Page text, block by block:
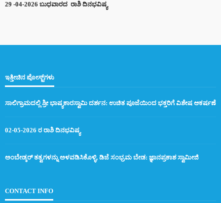
29 -04-2026 ಬುಧವಾರದ ರಾಶಿ ದಿನಭವಿಷ್ಯ
ಇತ್ತೀಚಿನ ಪೋಸ್ಟ್‌ಗಳು
ಸಾಲಿಗ್ರಾಮದಲ್ಲಿ ಶ್ರೀ ಭಾಷ್ಯಕಾರಸ್ವಾಮಿ ದರ್ಶನ: ಉಚಿತ ಪೂಜೆಯಿಂದ ಭಕ್ತರಿಗೆ ವಿಶೇಷ ಆಕರ್ಷಣೆ
02-05-2026 ರ ರಾಶಿ ದಿನಭವಿಷ್ಯ
ಅಂಬೇಡ್ಕರ್ ತತ್ವಗಳನ್ನು ಅಳವಡಿಸಿಕೊಳ್ಳಿ, ಡಿಜೆ ಸಂಭ್ರಮ ಬೇಡ: ಜ್ಞಾನಪ್ರಕಾಶ ಸ್ವಾಮೀಜಿ
CONTACT INFO